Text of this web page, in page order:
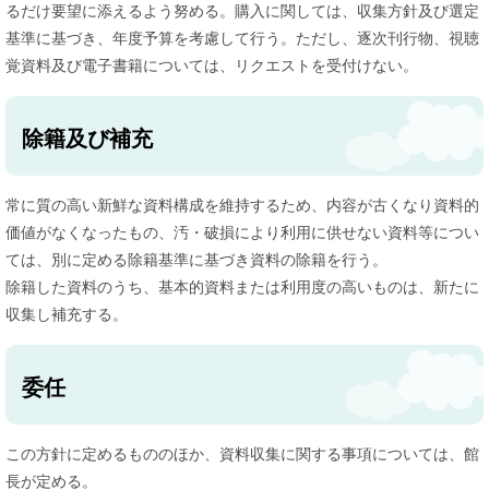
るだけ要望に添えるよう努める。購入に関しては、収集方針及び選定
基準に基づき、年度予算を考慮して行う。ただし、逐次刊行物、視聴
覚資料及び電子書籍については、リクエストを受付けない。
除籍及び補充
常に質の高い新鮮な資料構成を維持するため、内容が古くなり資料的
価値がなくなったもの、汚・破損により利用に供せない資料等につい
ては、別に定める除籍基準に基づき資料の除籍を行う。
除籍した資料のうち、基本的資料または利用度の高いものは、新たに
収集し補充する。
委任
この方針に定めるもののほか、資料収集に関する事項については、館
長が定める。